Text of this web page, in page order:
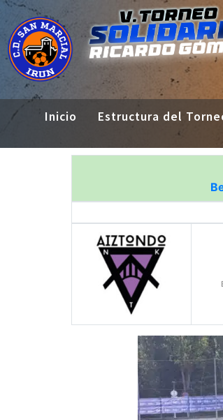
Inicio Estructura del